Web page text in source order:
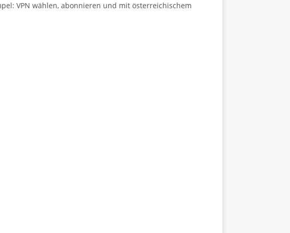
VPN wählen, abonnieren und mit österreichischem